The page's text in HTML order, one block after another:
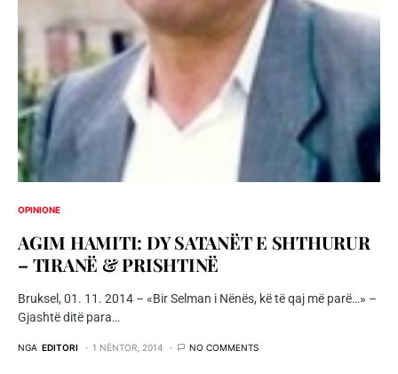
OPINIONE
AGIM HAMITI: DY SATANËT E SHTHURUR
– TIRANË & PRISHTINË
Bruksel, 01. 11. 2014 – «Bir Selman i Nënës, kë të qaj më parë…» –
Gjashtë ditë para…
NGA EDITORI 1 NËNTOR, 2014 NO COMMENTS